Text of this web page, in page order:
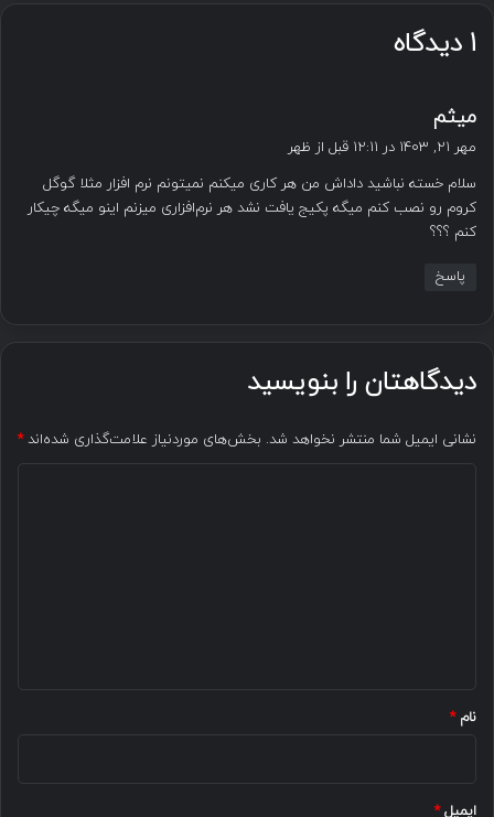
1 دیدگاه
میثم
ف
:
مهر ۲۱, ۱۴۰۳ در ۱۲:۱۱ قبل از ظهر
سلام خسته نباشید داداش من هر کاری میکنم نمیتونم نرم افزار مثلا گوگل
کروم رو نصب کنم میگه پکیج یافت نشد هر نرم‌افزاری میزنم اینو میگه چیکار
کنم ؟؟؟
پاسخ
دیدگاهتان را بنویسید
نشانی ایمیل شما منتشر نخواهد شد. بخش‌های موردنیاز علامت‌گذاری شده‌اند*
نام*
ایمیل*